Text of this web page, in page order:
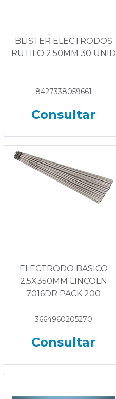
BLISTER ELECTRODOS
RUTILO 2.50MM 30 UNID
8427338059661
Consultar
ELECTRODO BASICO
2,5X350MM LINCOLN
7016DR PACK 200
3664960205270
Consultar